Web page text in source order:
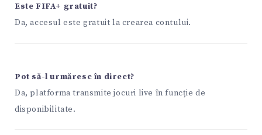
Este FIFA+ gratuit?
Da, accesul este gratuit la crearea contului.
Pot să-l urmăresc în direct?
Da, platforma transmite jocuri live în funcție de
disponibilitate.